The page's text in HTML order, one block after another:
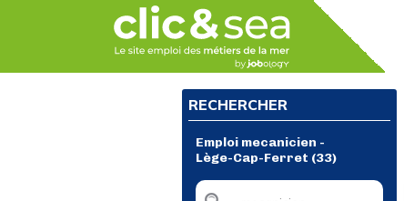
RECHERCHER
Emploi mecanicien -
Lège-Cap-Ferret (33)